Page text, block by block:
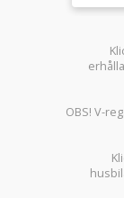
OBS! V-